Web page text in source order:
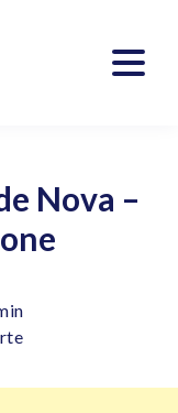
Nova –